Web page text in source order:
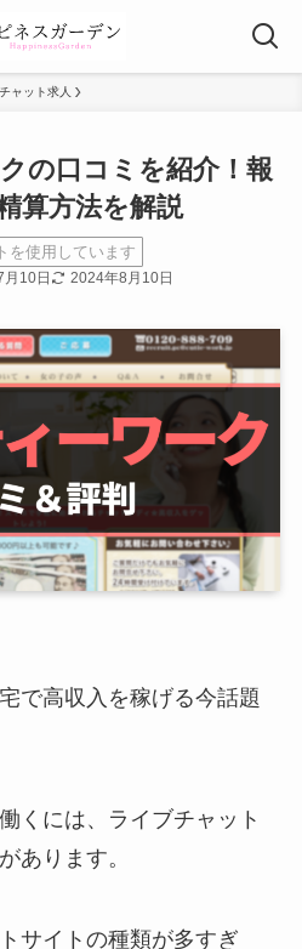
ャット求人
の口コミを紹介！報
算方法を解説
を使用しています
月10日 2024年8月10日
で高収入を稼げる今話題
くには、ライブチャット
あります。
サイトの種類が多すぎ